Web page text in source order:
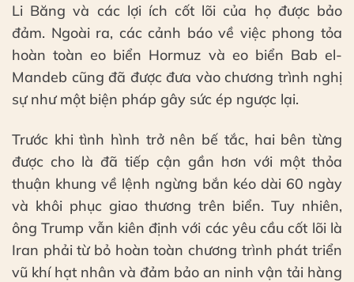
Li Băng và các lợi ích cốt lõi của họ được bảo
đảm. Ngoài ra, các cảnh báo về việc phong tỏa
hoàn toàn eo biển Hormuz và eo biển Bab el-
Mandeb cũng đã được đưa vào chương trình nghị
sự như một biện pháp gây sức ép ngược lại.
Trước khi tình hình trở nên bế tắc, hai bên từng
được cho là đã tiếp cận gần hơn với một thỏa
thuận khung về lệnh ngừng bắn kéo dài 60 ngày
và khôi phục giao thương trên biển. Tuy nhiên,
ông Trump vẫn kiên định với các yêu cầu cốt lõi là
Iran phải từ bỏ hoàn toàn chương trình phát triển
vũ khí hạt nhân và đảm bảo an ninh vận tải hàng